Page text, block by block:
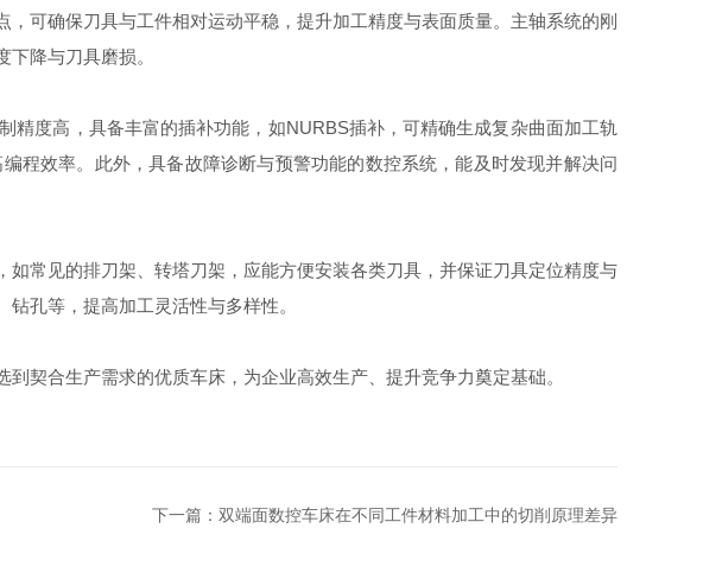
可确保刀具与工件相对运动平稳，提升加工精度与表面质量。主轴系统的刚
降与刀具磨损。
度高，具备丰富的插补功能，如NURBS插补，可精确生成复杂曲面加工轨
程效率。此外，具备故障诊断与预警功能的数控系统，能及时发现并解决问
常见的排刀架、转塔刀架，应能方便安装各类刀具，并保证刀具定位精度与
孔等，提高加工灵活性与多样性。
合生产需求的优质车床，为企业高效生产、提升竞争力奠定基础。
下一篇： 双端面数控车床在不同工件材料加工中的切削原理差异